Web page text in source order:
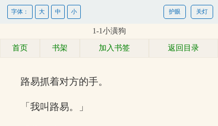
关灯
护眼
字体： 大 中 小
1-1小潢狗
首页 书架 加入书签 返回目录
路易抓着对方的手。
「我叫路易。」